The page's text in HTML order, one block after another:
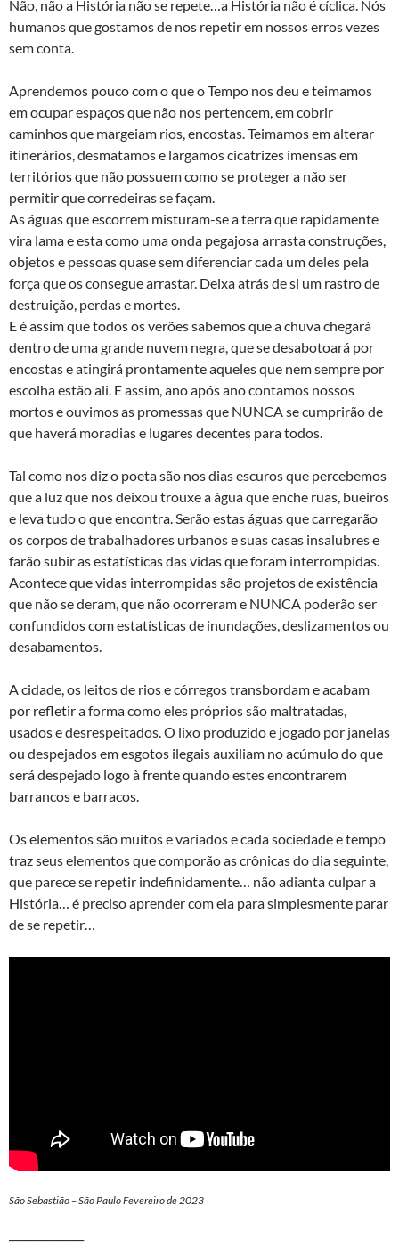
Não, não a História não se repete…a História não é cíclica. Nós
humanos que gostamos de nos repetir em nossos erros vezes
sem conta.
Aprendemos pouco com o que o Tempo nos deu e teimamos
em ocupar espaços que não nos pertencem, em cobrir
caminhos que margeiam rios, encostas. Teimamos em alterar
itinerários, desmatamos e largamos cicatrizes imensas em
territórios que não possuem como se proteger a não ser
permitir que corredeiras se façam.
As águas que escorrem misturam-se a terra que rapidamente
vira lama e esta como uma onda pegajosa arrasta construções,
objetos e pessoas quase sem diferenciar cada um deles pela
força que os consegue arrastar. Deixa atrás de si um rastro de
destruição, perdas e mortes.
E é assim que todos os verões sabemos que a chuva chegará
dentro de uma grande nuvem negra, que se desabotoará por
encostas e atingirá prontamente aqueles que nem sempre por
escolha estão ali. E assim, ano após ano contamos nossos
mortos e ouvimos as promessas que NUNCA se cumprirão de
que haverá moradias e lugares decentes para todos.
Tal como nos diz o poeta são nos dias escuros que percebemos
que a luz que nos deixou trouxe a água que enche ruas, bueiros
e leva tudo o que encontra. Serão estas águas que carregarão
os corpos de trabalhadores urbanos e suas casas insalubres e
farão subir as estatísticas das vidas que foram interrompidas.
Acontece que vidas interrompidas são projetos de existência
que não se deram, que não ocorreram e NUNCA poderão ser
confundidos com estatísticas de inundações, deslizamentos ou
desabamentos.
A cidade, os leitos de rios e córregos transbordam e acabam
por refletir a forma como eles próprios são maltratadas,
usados e desrespeitados. O lixo produzido e jogado por janelas
ou despejados em esgotos ilegais auxiliam no acúmulo do que
será despejado logo à frente quando estes encontrarem
barrancos e barracos.
Os elementos são muitos e variados e cada sociedade e tempo
traz seus elementos que comporão as crônicas do dia seguinte,
que parece se repetir indefinidamente… não adianta culpar a
História… é preciso aprender com ela para simplesmente parar
de se repetir…
São Sebastião – São Paulo Fevereiro de 2023